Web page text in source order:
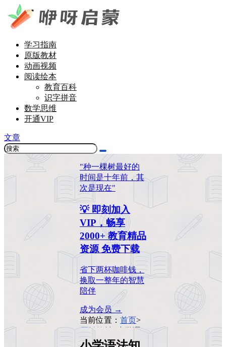
学习指南
原版教材
动画视频
阅读绘本
教育百科
识字拼音
数学思维
开通VIP
文章
"种一棵树最好的
时间是十年前，其
次是现在"
💡 即刻加入
VIP，畅享
2000+ 教育精品
资源 免费下载
省下两杯咖啡钱，
换取一整年的智慧
陪伴
成为会员 →
当前位置： 首页>
原版教材
小学语
法知识基础语法练